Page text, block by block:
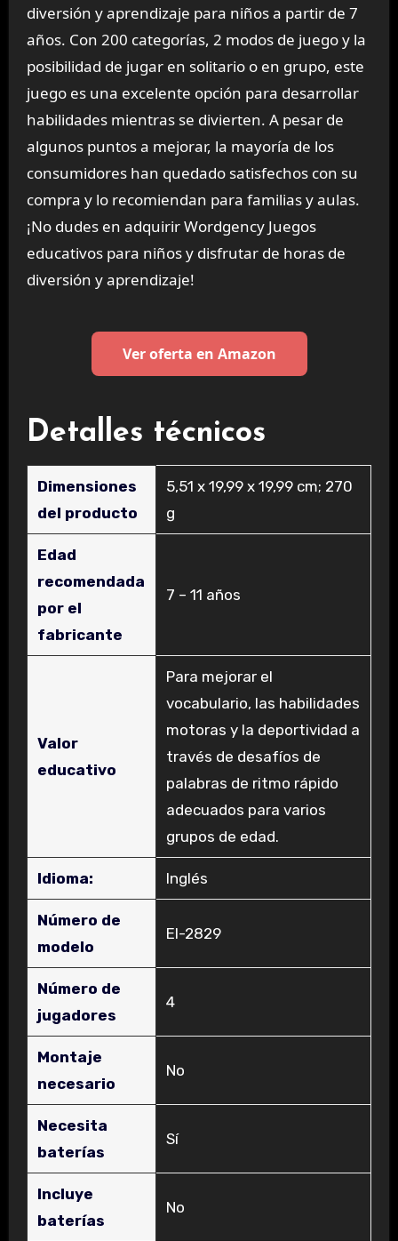
diversión y aprendizaje para niños a partir de 7
años. Con 200 categorías, 2 modos de juego y la
posibilidad de jugar en solitario o en grupo, este
juego es una excelente opción para desarrollar
habilidades mientras se divierten. A pesar de
algunos puntos a mejorar, la mayoría de los
consumidores han quedado satisfechos con su
compra y lo recomiendan para familias y aulas.
¡No dudes en adquirir Wordgency Juegos
educativos para niños y disfrutar de horas de
diversión y aprendizaje!
Ver oferta en Amazon
Detalles técnicos
Dimensiones
del producto
‎5,51 x 19,99 x 19,99 cm; 270
g
Edad
recomendada
por el
fabricante
‎7 – 11 años
Valor
educativo
‎Para mejorar el
vocabulario, las habilidades
motoras y la deportividad a
través de desafíos de
palabras de ritmo rápido
adecuados para varios
grupos de edad.
Idioma: ‎Inglés
Número de
modelo
‎EI-2829
Número de
jugadores
‎4
Montaje
necesario
‎No
Necesita
baterías
‎Sí
Incluye
baterías
‎No